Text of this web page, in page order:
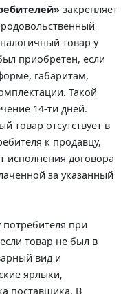
закрепляет
товар у
приобретен, если
габаритам,
Такой
14-ти дней.
товар отсутствует в
к продавцу,
исполнения договора
за указанный
при
товар не был в
вид и
ярлыки,
поставщика. В